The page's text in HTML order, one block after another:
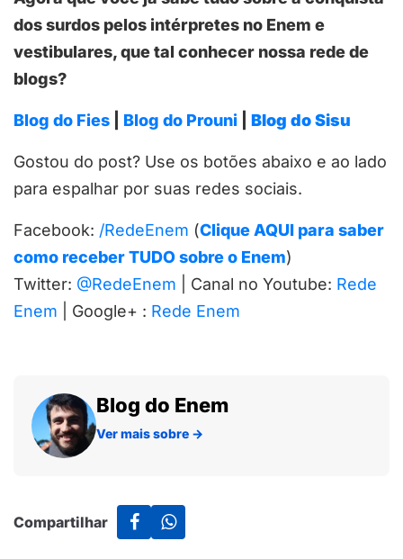
dos surdos pelos intérpretes no Enem e
vestibulares, que tal conhecer nossa rede de
blogs?
Blog do Fies Blog do Prouni Blog do Sisu
Gostou do post? Use os botões abaixo e ao lado
para espalhar por suas redes sociais.
Facebook: /RedeEnem (Clique AQUI para saber
como receber TUDO sobre o Enem)
Twitter: @RedeEnem | Canal no Youtube: Rede
Enem | Google+ : Rede Enem
Blog do Enem
Ver mais sobre →
Compartilhar